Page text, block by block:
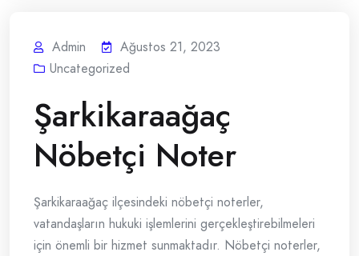
Admin
Ağustos 21, 2023
Uncategorized
Şarkikaraağaç
Nöbetçi Noter
Şarkikaraağaç ilçesindeki nöbetçi noterler,
vatandaşların hukuki işlemlerini gerçekleştirebilmeleri
için önemli bir hizmet sunmaktadır. Nöbetçi noterler,